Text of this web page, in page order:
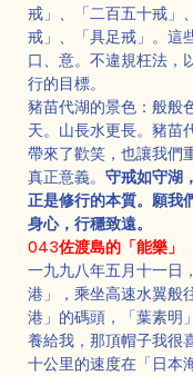
戒」、「二百五十戒」
戒」、「具足戒」。這
口、意。不違規枉法，
行的目標。
豬苗代湖的景色：般般
天。山長水更長。豬苗
帶來了歡笑，也讓我們
真正意義。 守戒如守湖
正是修行的本質。願我
身心，行穩致遠。
043佐渡島的「能樂」
一九九八年五月十一日
港」，乘坐高速水翼般
港」的碼頭，「葉素明
養給我，那頂帽子我很
十公里的速度在「日本